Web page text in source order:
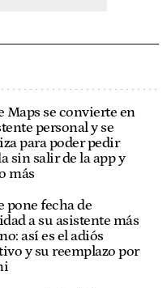
Maps se convierte en
personal y se
para poder pedir
sin salir de la app y
más
pone fecha de
a su asistente más
así es el adiós
y su reemplazo por